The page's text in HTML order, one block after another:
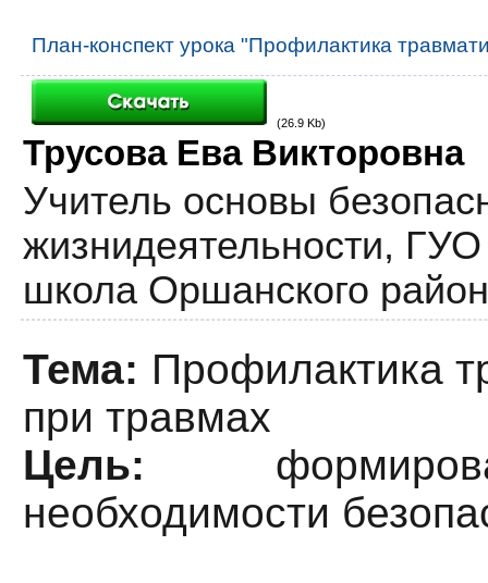
План-конспект урока "Профилактика
(26.9 Kb)
Трусова Ева Викторовна
Учитель основы
жизнидеятельности, ГУО
школа Оршанского
Тема: Профилактика
при травмах
Цель:
необходимости